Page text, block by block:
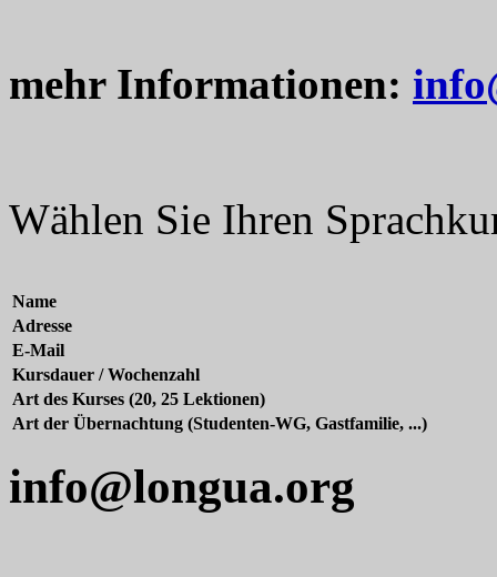
mehr Informationen:
Wählen Sie Ihren
Name
Adresse
E-Mail
Kursdauer / Wochenzahl
Art des Kurses (20, 25 Lektionen)
Art der Übernachtung (Studenten-WG, Gastfamilie, ...)
info@longua.org